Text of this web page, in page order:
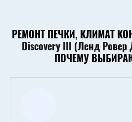
РЕМОНТ ПЕЧКИ, КЛИМАТ
Discovery III (Ленд Ровер
ПОЧЕМУ